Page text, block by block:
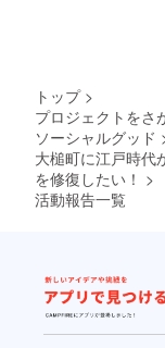
トップ >
プロジェクトをさ
ソーシャルグッド
大槌町に江戸時代
を修復したい！ >
活動報告一覧